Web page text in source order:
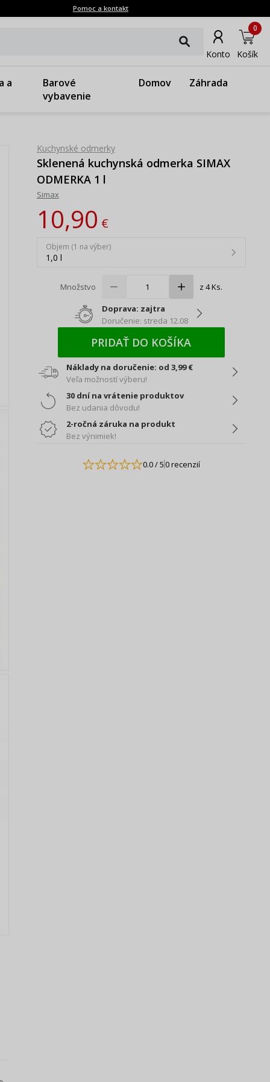
Pomoc a kontakt
Konto Košík
0
a
Barové
vybavenie
Domov Záhrada
Kuchynské odmerky
Sklenená kuchynská odmerka SIMAX
ODMERKA 1 l
Simax
10,90€
Objem (1 na výber)
1,0 l
Množstvo z 4 Ks.
Doprava: zajtra
Doručenie: streda 12.08
PRIDAŤ DO KOŠÍKA
Náklady na doručenie: od 3,99 €
Veľa možností výberu!
30 dní na vrátenie produktov
Bez udania dôvodu!
2-ročná záruka na produkt
Bez výnimiek!
0.0/ 50 recenzií